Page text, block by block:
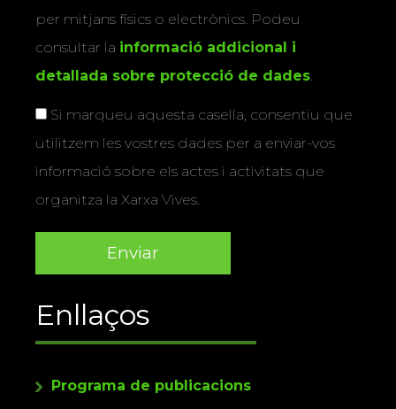
per mitjans físics o electrònics. Podeu
consultar la informació addicional i
detallada sobre protecció de dades.
Si marqueu aquesta casella, consentiu que
utilitzem les vostres dades per a enviar-vos
informació sobre els actes i activitats que
organitza la Xarxa Vives.
Enllaços
Programa de publicacions